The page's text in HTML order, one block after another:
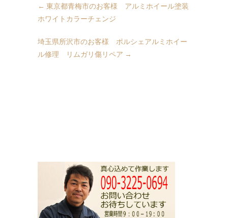
← 東京都青梅市のお客様 アルミホイール塗装
ホワイトカラーチェンジ
埼玉県所沢市のお客様 ポルシェアルミホイー
ル修理 リムガリ傷リペア →